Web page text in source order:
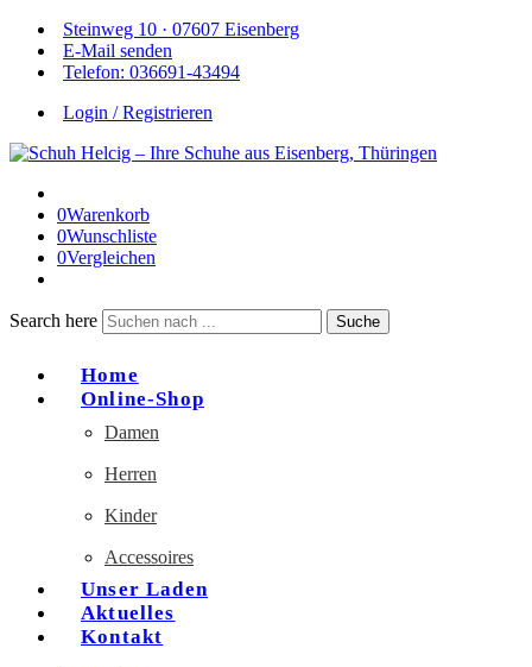
Steinweg 10 · 07607 Eisenberg
E-Mail senden
Telefon: 036691-43494
Login / Registrieren
0Warenkorb
0Wunschliste
0Vergleichen
Search here Suche
Home
Online-Shop
Damen
Herren
Kinder
Accessoires
Unser Laden
Aktuelles
Kontakt